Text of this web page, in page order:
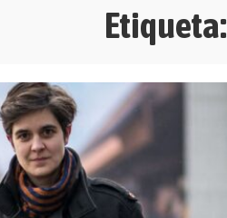
Etiqueta: